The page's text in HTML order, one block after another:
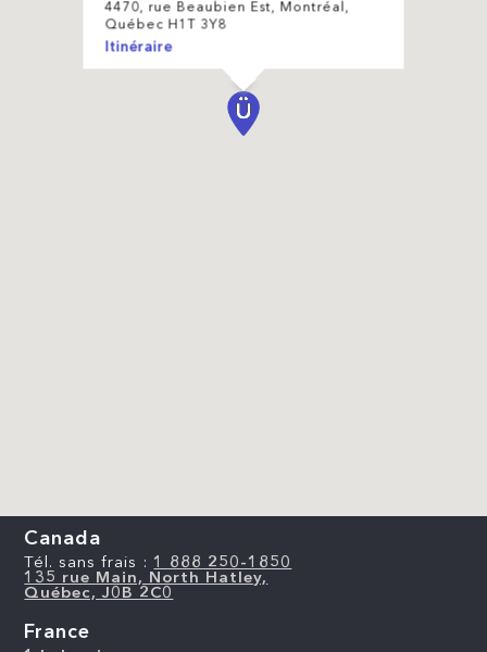
4470, rue Beaubien Est, Montréal,
Québec H1T 3Y8
Itinéraire
Canada
Tél. sans frais : 1 888 250-1850
135 rue Main, North Hatley,
Québec, J0B 2C0
France